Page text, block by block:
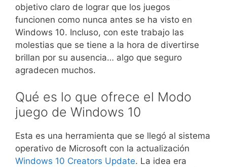
objetivo claro de lograr que los juegos
funcionen como nunca antes se ha visto en
Windows 10. Incluso, con este trabajo las
molestias que se tiene a la hora de divertirse
brillan por su ausencia… algo que seguro
agradecen muchos.
Qué es lo que ofrece el Modo
juego de Windows 10
Esta es una herramienta que se llegó al sistema
operativo de Microsoft con la actualización
Windows 10 Creators Update. La idea era